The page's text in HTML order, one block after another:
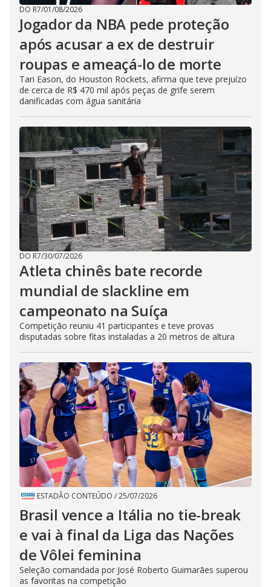
DO R7/01/08/2026
Jogador da NBA pede proteção
após acusar a ex de destruir
roupas e ameaçá-lo de morte
Tari Eason, do Houston Rockets, afirma que teve prejuízo
de cerca de R$ 470 mil após peças de grife serem
danificadas com água sanitária
DO R7/30/07/2026
Atleta chinês bate recorde
mundial de slackline em
campeonato na Suíça
Competição reuniu 41 participantes e teve provas
disputadas sobre fitas instaladas a 20 metros de altura
ESTADÃO CONTEÚDO /25/07/2026
Brasil vence a Itália no tie-break
e vai à final da Liga das Nações
de Vôlei feminina
Seleção comandada por José Roberto Guimarães superou
as favoritas na competição